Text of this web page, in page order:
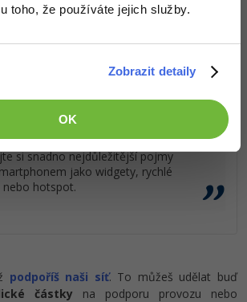
toho, že používáte jejich služby.
Zobrazit detaily
OK
-80%
má následující obsah:
tahák na jednu oboustrannou A4.
si snadno nejdůležitější pojmy
jako widgety, rychlé
nebo hotspot.
podpoříš naši síť. To můžeš udělat buď
částky na podporu provozu nebo